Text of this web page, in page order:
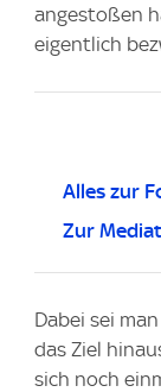
angestoßen
eigentlich
Alles zur
Zur
Dabei sei
das Ziel
sich noch